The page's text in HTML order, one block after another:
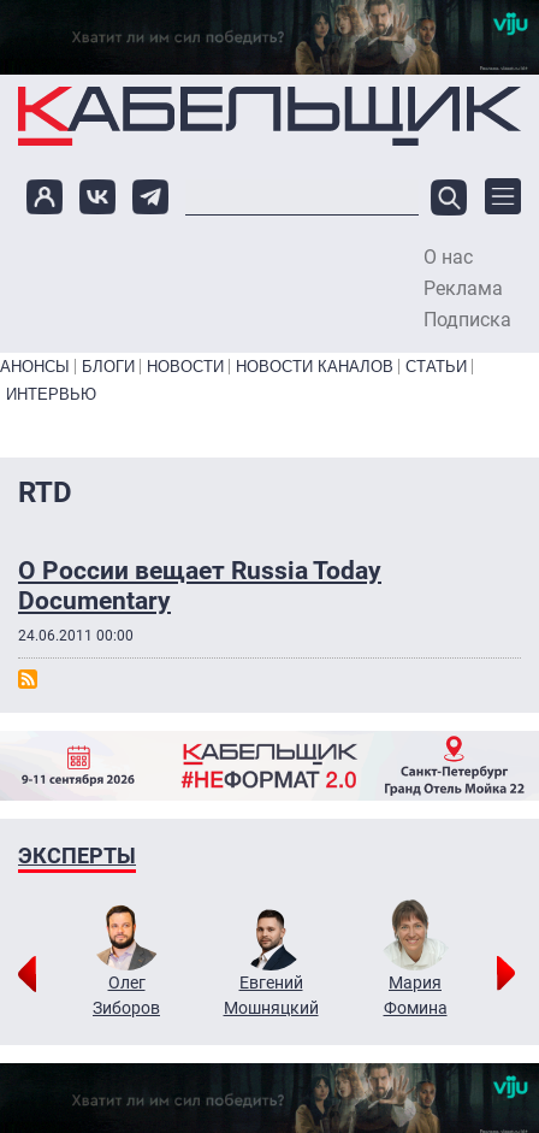
Перейти к основному содержанию
О нас
Реклама
Подписка
Primary links bottom
АНОНСЫ БЛОГИ НОВОСТИ НОВОСТИ КАНАЛОВ
СТАТЬИ
ИНТЕРВЬЮ
RTD
О России вещает Russia Today
Documentary
24.06.2011 00:00
ЭКСПЕРТЫ
Олег
Зиборов
Евгений
Мошняцкий
Мария
Фомина